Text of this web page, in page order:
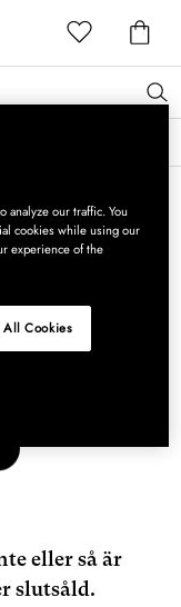
eller så är
slutsåld.
analyze our traffic. You
cookies while using our
experience of the
All Cookies